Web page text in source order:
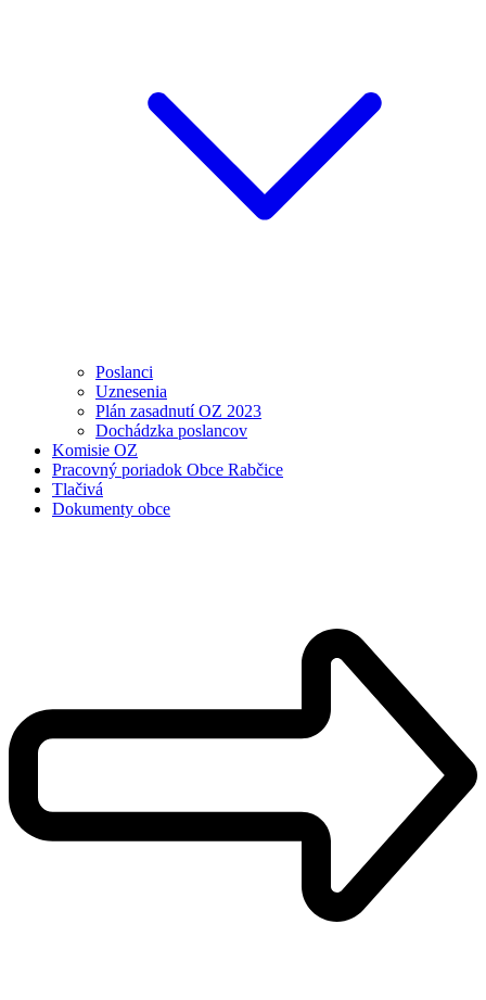
Poslanci
Uznesenia
Plán zasadnutí OZ 2023
Dochádzka poslancov
Komisie OZ
Pracovný poriadok Obce Rabčice
Tlačivá
Dokumenty obce